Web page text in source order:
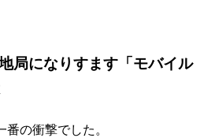
局になりすます「モバイル
の衝撃でした。